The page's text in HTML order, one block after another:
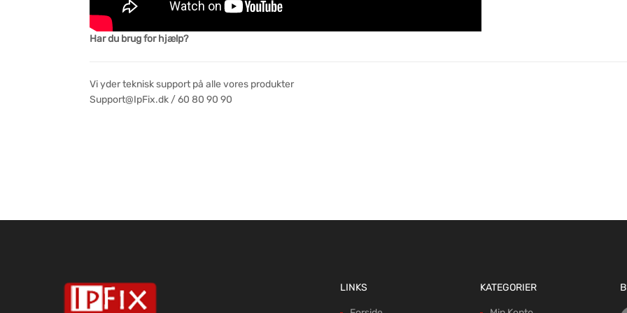
Har du brug for hjælp?
Vi yder teknisk support på alle vores produkter
Support@IpFix.dk / 60 80 90 90
LINKS KATEGORIER